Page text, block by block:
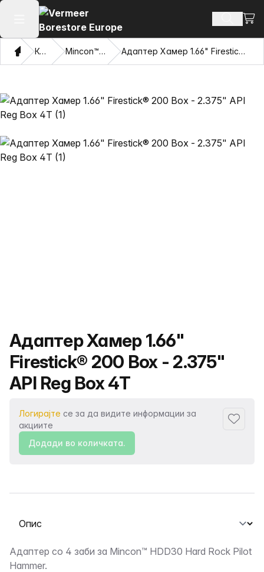
Отвори го главното мени
Дома
Каталог Mincon™ HDD чекани Адаптер Хамер 1.66" Firestick® 200 Box - 2.375" API Reg Box 4T
Име на производот
Адаптер Хамер 1.66"
Firestick® 200 Box - 2.375"
API Reg Box 4T
Логирајте се за да видите информации за
акциите
Додади во количката.
Изберете таб
Опис
Адаптер со 4 заби за Mincon™ HDD30 Hard Rock Pilot
Hammer.